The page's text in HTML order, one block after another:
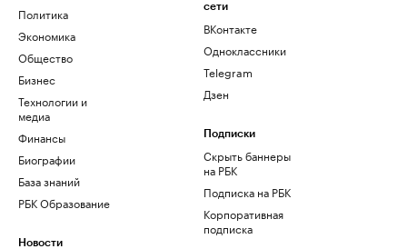
Политика
Экономика
Общество
Бизнес
Технологии и
медиа
Финансы
Биографии
База знаний
РБК Образование
Новости
сети
ВКонтакте
Одноклассники
Telegram
Дзен
Подписки
Скрыть баннеры
на РБК
Подписка на РБК
Корпоративная
подписка